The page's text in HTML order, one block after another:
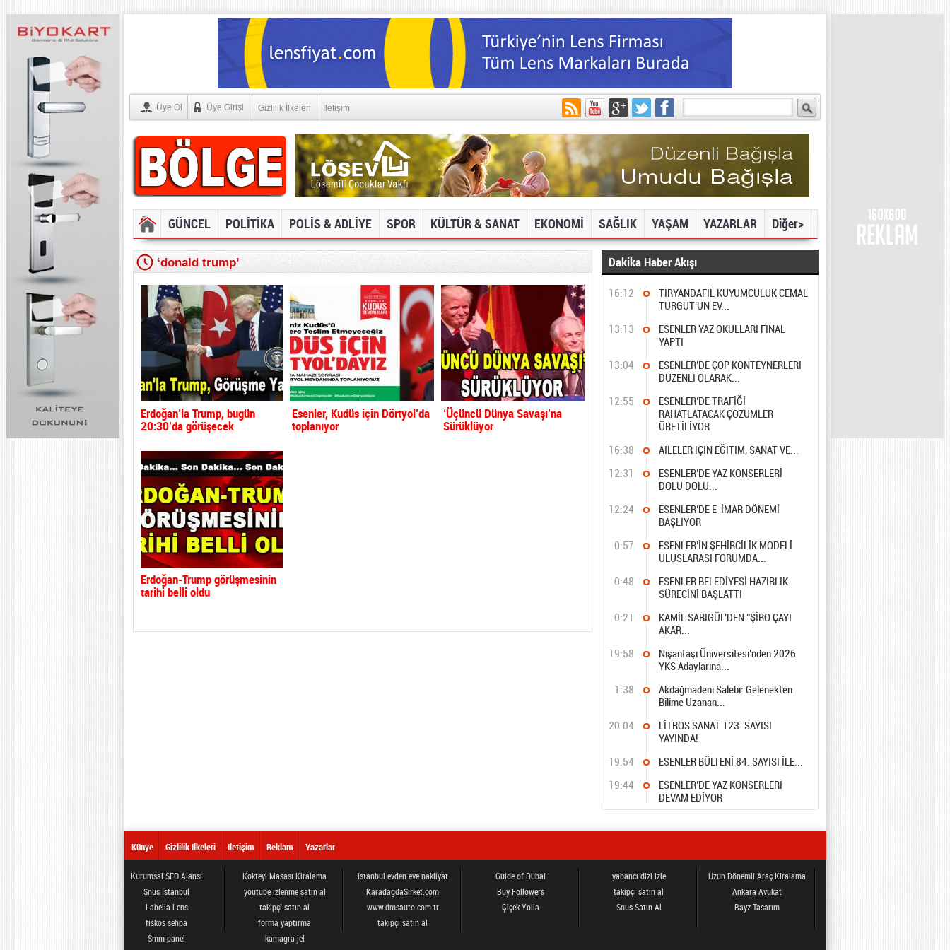
Üye Ol Üye Girişi Gizlilik İlkeleri İletişim
GÜNCEL POLİTİKA POLİS & ADLİYE SPOR KÜLTÜR & SANAT EKONOMİ SAĞLIK YAŞAM YAZARLAR Diğer>
‘donald trump’
Erdoğan’la Trump, bugün
20:30’da görüşecek
Esenler, Kudüs için Dörtyol’da
toplanıyor
‘Üçüncü Dünya Savaşı’na
Sürüklüyor
Erdoğan-Trump görüşmesinin
tarihi belli oldu
Dakika Haber Akışı
16:12
TİRYANDAFİL KUYUMCULUK CEMAL
TURGUT’UN EV...
13:13
ESENLER YAZ OKULLARI FİNAL
YAPTI
13:04
ESENLER’DE ÇÖP KONTEYNERLERİ
DÜZENLİ OLARAK...
12:55
ESENLER’DE TRAFİĞİ
RAHATLATACAK ÇÖZÜMLER
ÜRETİLİYOR
16:38
AİLELER İÇİN EĞİTİM, SANAT VE...
12:31
ESENLER’DE YAZ KONSERLERİ
DOLU DOLU...
12:24
ESENLER’DE E-İMAR DÖNEMİ
BAŞLIYOR
0:57
ESENLER’İN ŞEHİRCİLİK MODELİ
ULUSLARASI FORUMDA...
0:48
ESENLER BELEDİYESİ HAZIRLIK
SÜRECİNİ BAŞLATTI
0:21
KAMİL SARIGÜL’DEN “ŞİRO ÇAYI
AKAR...
19:58
Nişantaşı Üniversitesi’nden 2026
YKS Adaylarına...
1:38
Akdağmadeni Salebi: Gelenekten
Bilime Uzanan...
20:04
LİTROS SANAT 123. SAYISI
YAYINDA!
19:54
ESENLER BÜLTENİ 84. SAYISI İLE...
19:44
ESENLER’DE YAZ KONSERLERİ
DEVAM EDİYOR
Künye Gizlilik İlkeleri İletişim Reklam Yazarlar
Kurumsal SEO Ajansı
Snus İstanbul
Labella Lens
fiskos sehpa
Smm panel
Kokteyl Masası Kiralama
youtube izlenme satın al
takipçi satın al
forma yaptırma
kamagra jel
istanbul evden eve nakliyat
KaradagdaSirket.com
www.dmsauto.com.tr
takipçi satın al
Guide of Dubai
Buy Followers
Çiçek Yolla
yabancı dizi izle
takipçi satın al
Snus Satın Al
Uzun Dönemli Araç Kiralama
Ankara Avukat
Bayz Tasarım